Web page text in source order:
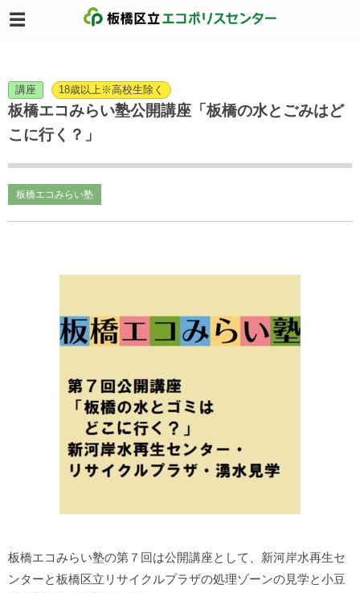
講座 18歳以上※高校生除く
板橋エコみらい塾公開講座「板橋の水とごみはど
こに行く？」
板橋エコみらい塾
板橋エコみらい塾の第７回は公開講座として、新河岸水再生セ
ンターと板橋区立リサイクルプラザの処理ゾーンの見学と小豆